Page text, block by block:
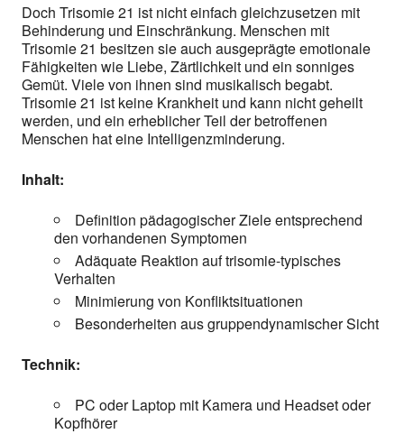
Doch Trisomie 21 ist nicht einfach gleichzusetzen mit
Behinderung und Einschränkung. Menschen mit
Trisomie 21 besitzen sie auch ausgeprägte emotionale
Fähigkeiten wie Liebe, Zärtlichkeit und ein sonniges
Gemüt. Viele von ihnen sind musikalisch begabt.
Trisomie 21 ist keine Krankheit und kann nicht geheilt
werden, und ein erheblicher Teil der betroffenen
Menschen hat eine Intelligenzminderung.
Inhalt:
Definition pädagogischer Ziele entsprechend
den vorhandenen Symptomen
Adäquate Reaktion auf trisomie-typisches
Verhalten
Minimierung von Konfliktsituationen
Besonderheiten aus gruppendynamischer Sicht
Technik:
PC oder Laptop mit Kamera und Headset oder
Kopfhörer